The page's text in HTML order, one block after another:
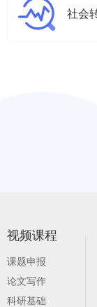
社会
视频课程
课题申报
论文写作
科研基础